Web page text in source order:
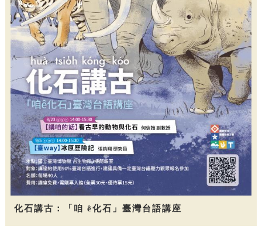
化石講古：「咱 ê化石」臺灣台語講座